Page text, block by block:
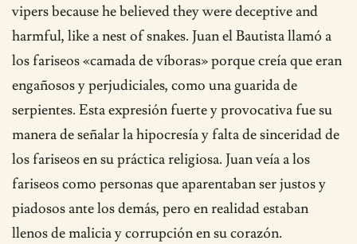
vipers because he believed they were deceptive and
harmful, like a nest of snakes. Juan el Bautista llamó a
los fariseos «camada de víboras» porque creía que eran
engañosos y perjudiciales, como una guarida de
serpientes. Esta expresión fuerte y provocativa fue su
manera de señalar la hipocresía y falta de sinceridad de
los fariseos en su práctica religiosa. Juan veía a los
fariseos como personas que aparentaban ser justos y
piadosos ante los demás, pero en realidad estaban
llenos de malicia y corrupción en su corazón.